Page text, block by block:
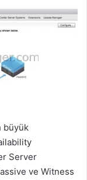
büyük
Server
ve Witness